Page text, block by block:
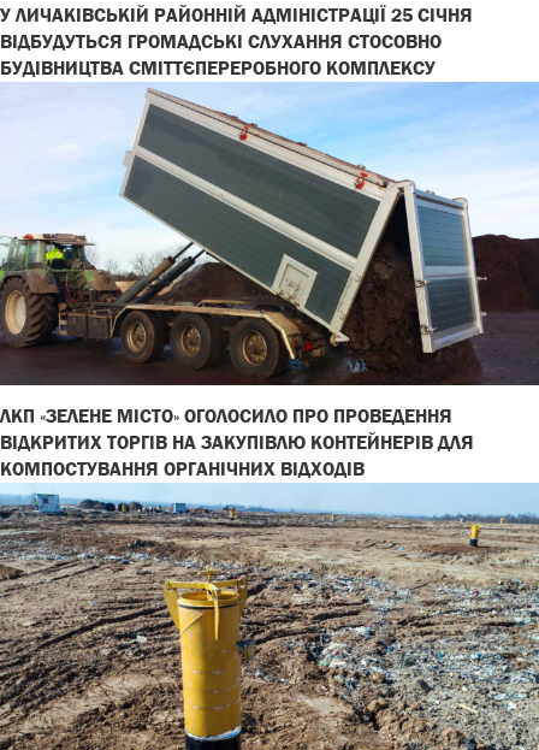
У ЛИЧАКІВСЬКІЙ РАЙОННІЙ АДМІНІСТРАЦІЇ 25 СІЧНЯ
ВІДБУДУТЬСЯ ГРОМАДСЬКІ СЛУХАННЯ СТОСОВНО
БУДІВНИЦТВА СМІТТЄПЕРЕРОБНОГО КОМПЛЕКСУ
ЛКП «ЗЕЛЕНЕ МІСТО» ОГОЛОСИЛО ПРО ПРОВЕДЕННЯ
ВІДКРИТИХ ТОРГІВ НА ЗАКУПІВЛЮ КОНТЕЙНЕРІВ ДЛЯ
КОМПОСТУВАННЯ ОРГАНІЧНИХ ВІДХОДІВ